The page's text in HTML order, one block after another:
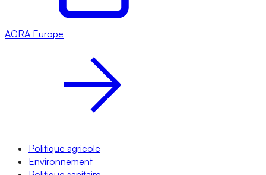
AGRA Europe
Politique agricole
Environnement